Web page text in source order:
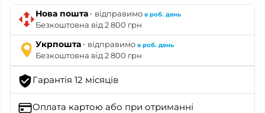
Нова пошта · відправимо в роб. день
Безкоштовна від 2 800 грн
Укрпошта · відправимо в роб. день
Безкоштовна від 2 800 грн
Гарантія 12 місяців
Оплата картою або при отриманні